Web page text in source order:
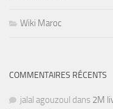
Wiki Maroc
COMMENTAIRES RÉCENTS
jalal agouzoul dans 2M